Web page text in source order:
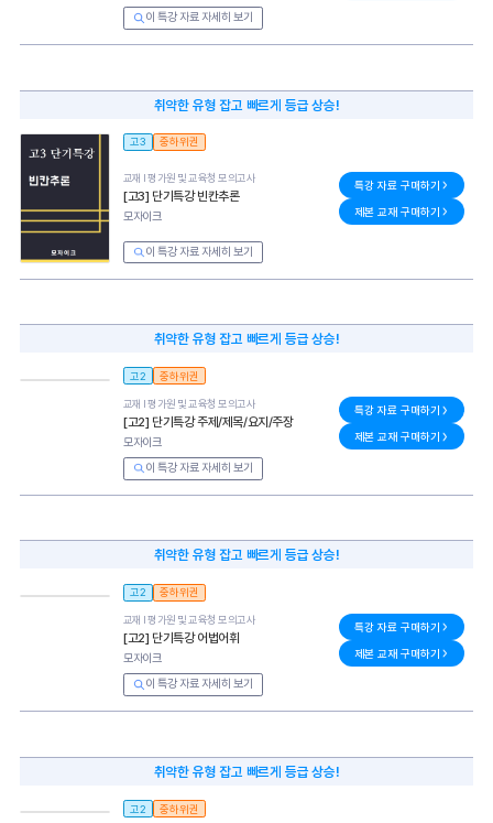
이 특강 자료 자세히 보기
취약한 유형 잡고 빠르게 등급 상승!
고3 중하위권
교재 l평가원 및 교육청 모의고사
[고3] 단기특강 빈칸추론
모자이크
이 특강 자료 자세히 보기
특강 자료 구매하기
제본 교재 구매하기
취약한 유형 잡고 빠르게 등급 상승!
고2 중하위권
교재 l평가원 및 교육청 모의고사
[고2] 단기특강 주제/제목/요지/주장
모자이크
이 특강 자료 자세히 보기
특강 자료 구매하기
제본 교재 구매하기
취약한 유형 잡고 빠르게 등급 상승!
고2 중하위권
교재 l평가원 및 교육청 모의고사
[고2] 단기특강 어법어휘
모자이크
이 특강 자료 자세히 보기
특강 자료 구매하기
제본 교재 구매하기
취약한 유형 잡고 빠르게 등급 상승!
고2 중하위권